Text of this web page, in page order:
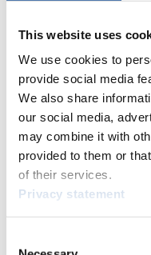
This website uses
We use cookies to
provide social media
We also share
our social media,
may combine it with
provided to them or
of their services.
Privacy statement
14
Dominik
14
Christoph
15
Ylenia
16
Veronika
16
Marcus
Georgi
18
Adrian
19
Ilia
19
Cosmin
19
Pavel Silin